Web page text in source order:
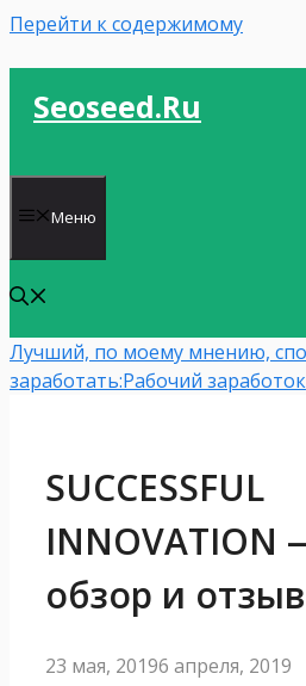
Перейти к содержимому
Seoseed.ru
Меню
Лучший, по моему мнению,
заработать:Рабочий заработок
SUCCESSFUL
INNOVATION
обзор и
23 мая, 20196 апреля, 2019